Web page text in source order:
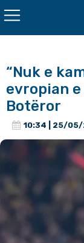
“Nuk e
evropian
Botëror
10:34 | 25/